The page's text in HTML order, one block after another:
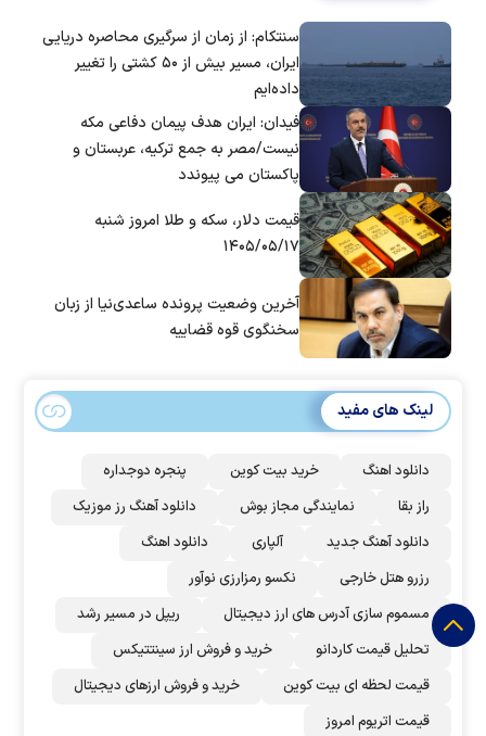
سنتکام: از زمان از سرگیری محاصره دریایی
ایران، مسیر بیش از ۵۰ کشتی را تغییر
داده‌ایم
فیدان: ایران هدف پیمان دفاعی مکه
نیست/مصر به جمع ترکیه، عربستان و
پاکستان می پیوندد
قیمت دلار، سکه و طلا امروز شنبه
۱۴۰۵/۰۵/۱۷
آخرین وضعیت پرونده ساعدی‌نیا از زبان
سخنگوی قوه قضاییه
لینک های مفید
دانلود اهنگ خرید بیت کوین
پنجره دوجداره
راز بقا
نمایندگی مجاز بوش
دانلود آهنگ رز‌ موزیک
دانلود آهنگ جدید
آلپاری
دانلود اهنگ
رزرو هتل خارجی
نکسو رمزارزی نوآور
مسموم سازی آدرس های ارز دیجیتال
ریپل در مسیر رشد
تحلیل قیمت کاردانو
خرید و فروش ارز سینتتیکس
قیمت لحظه ای بیت کوین
خرید و فروش ارزهای دیجیتال
قیمت اتریوم امروز